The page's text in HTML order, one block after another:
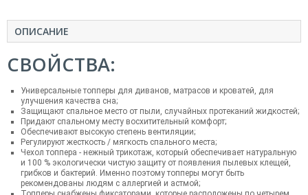
ОПИСАНИЕ
СВОЙСТВА:
Универсальные топперы для диванов, матрасов и кроватей, для
улучшения качества сна;
Защищают спальное место от пыли, случайных протеканий жидкостей;
Придают спальному месту восхитительный комфорт;
Обеспечивают высокую степень вентиляции;
Регулируют жесткость / мягкость спального места;
Чехол топпера - нежный трикотаж, который обеспечивает натуральную
и 100 % экологически чистую защиту от появления пылевых клещей,
грибков и бактерий. Именно поэтому топперы могут быть
рекомендованы людям с аллергией и астмой;